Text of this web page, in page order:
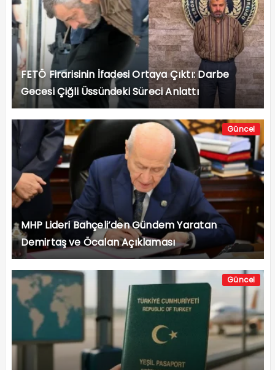
FETÖ Firarisinin İfadesi Ortaya Çıktı: Darbe
Gecesi Çiğli Üssündeki Süreci Anlattı
Güncel
MHP Lideri Bahçeli’den Gündem Yaratan
Demirtaş ve Öcalan Açıklaması
Güncel